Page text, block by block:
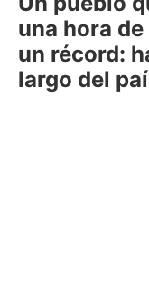
una hora
un récord:
largo del